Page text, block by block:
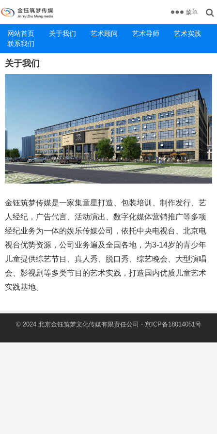
网站首页 关于我们 艺术顾问 艺术导师
艺术实践
联系我们
菜单
关于我们
金钰筑梦传媒是一家集童星打造、包装培训、制作发行、艺
人经纪，广告代言、活动演出、数字化媒体营销推广等多项
经纪业务为一体的娱乐传媒公司，依托中央电视台、北京电
视台优势资源，公司业务遍及全国各地，为3-14岁的青少年
儿童提供综艺节目、真人秀、脱口秀、综艺晚会、大型演唱
会、影视剧等多类节目的艺术实践，打造国内优质儿童艺术
实践基地。
© 2024 北京金钰筑梦文化传媒有限责任公司 - 京ICP备18014051号